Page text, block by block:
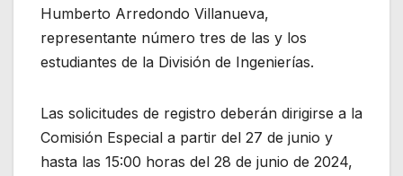
Humberto Arredondo Villanueva,
representante número tres de las y los
estudiantes de la División de Ingenierías.
Las solicitudes de registro deberán dirigirse a la
Comisión Especial a partir del 27 de junio y
hasta las 15:00 horas del 28 de junio de 2024,